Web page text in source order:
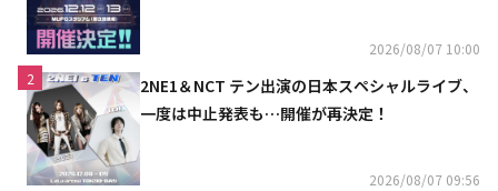
2026/08/07 10:00
2
2NE1＆NCT テン出演の日本スペシャルライブ、
一度は中止発表も…開催が再決定！
2026/08/07 09:56